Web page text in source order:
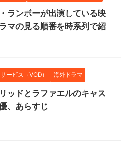
ランボーが出演している映
マの見る順番を時系列で紹
ービス（VOD） 海外ドラマ
ッドとラファエルのキャス
、あらすじ